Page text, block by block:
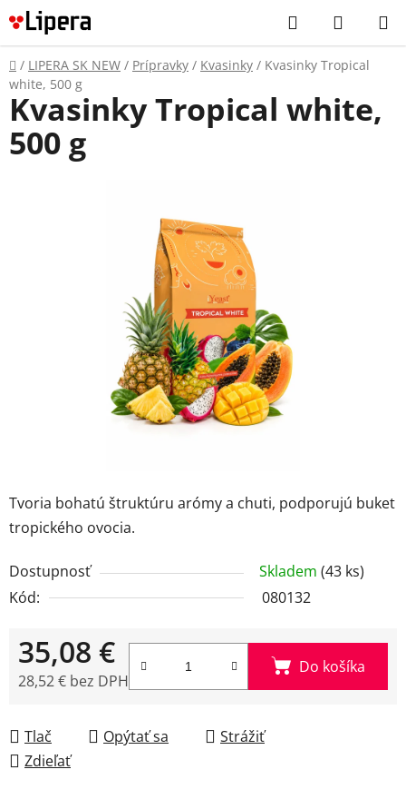
Prejsť
na
obsah
Hľadať
KOŠÍK
Domov
/ LIPERA SK NEW / Prípravky / Kvasinky / Kvasinky Tropical
white, 500 g
Tvoria bohatú štruktúru arómy a chuti, podporujú buket
tropického ovocia.
Dostupnosť Skladem (43 ks)
Kód:
080132
35,08 €
28,52 € bez DPH
Do košíka
Tlač Opýtať sa
Strážiť
Zdieľať
Kvasinky Tropical white,
500 g